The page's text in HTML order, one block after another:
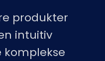
produkter
intuitiv